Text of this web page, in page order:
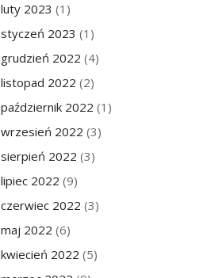
luty 2023 (1)
styczeń 2023 (1)
grudzień 2022 (4)
listopad 2022 (2)
październik 2022 (1)
wrzesień 2022 (3)
sierpień 2022 (3)
lipiec 2022 (9)
czerwiec 2022 (3)
maj 2022 (6)
kwiecień 2022 (5)